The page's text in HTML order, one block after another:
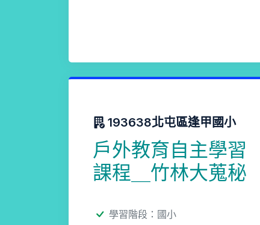
193638北屯區逢甲國小
戶外教育自主學習
課程＿竹林大蒐秘
學習階段：國小